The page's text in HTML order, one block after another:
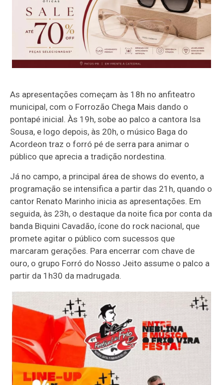
As apresentações começam às 18h no anfiteatro
municipal, com o Forrozão Chega Mais dando o
pontapé inicial. Às 19h, sobe ao palco a cantora Isa
Sousa, e logo depois, às 20h, o músico Baga do
Acordeon traz o forró pé de serra para animar o
público que aprecia a tradição nordestina.
Já no campo, a principal área de shows do evento, a
programação se intensifica a partir das 21h, quando o
cantor Renato Marinho inicia as apresentações. Em
seguida, às 23h, o destaque da noite fica por conta da
banda Biquini Cavadão, ícone do rock nacional, que
promete agitar o público com sucessos que
marcaram gerações. Para encerrar com chave de
ouro, o grupo Forró do Nosso Jeito assume o palco a
partir da 1h30 da madrugada.